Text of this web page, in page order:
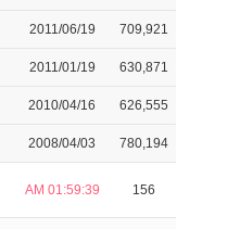
2011/06/19 709,921
2011/01/19 630,871
2010/04/16 626,555
2008/04/03 780,194
AM 01:59:39 156